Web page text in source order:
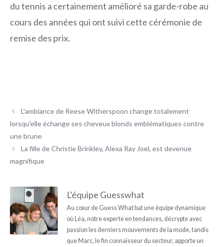
du tennis a certainement amélioré sa garde-robe au
cours des années qui ont suivi cette cérémonie de
remise des prix.
L'ambiance de Reese Witherspoon change totalement
lorsqu'elle échange ses cheveux blonds emblématiques contre
une brune
La fille de Christie Brinkley, Alexa Ray Joel, est devenue
magnifique
L'équipe Guesswhat
Au cœur de Guess What bat une équipe dynamique
où Léa, notre experte en tendances, décrypte avec
passion les derniers mouvements de la mode, tandis
que Marc, le fin connaisseur du secteur, apporte un